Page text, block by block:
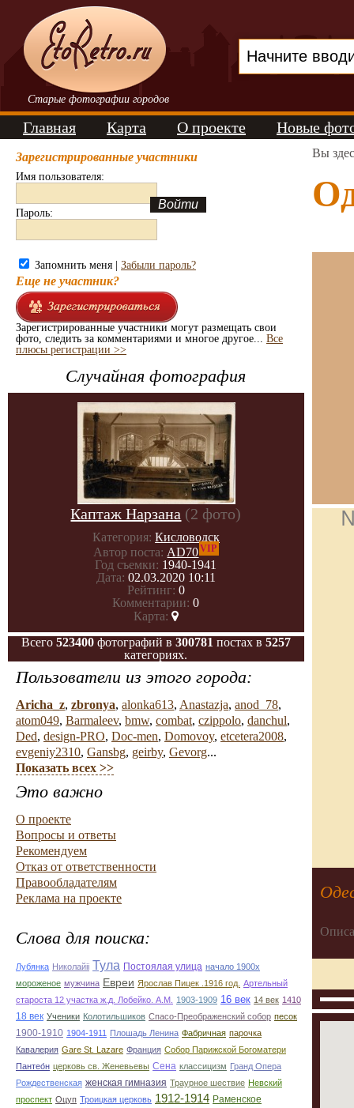
Старые фотографии городов
Главная Карта О проекте Новые
Зарегистрированные участники
Имя пользователя:
Пароль:
Запомнить меня | Забыли пароль?
Еще не участник?
Зарегистрированные участники могут размещать свои
фото, следить за комментариями и многое другое... Все
плюсы регистрации >>
Случайная фотография
Каптаж Нарзана (2 фото)
Категория: Кисловодск
Автор поста: AD70VIP
Год съемки: 1940-1941
Дата: 02.03.2020 10:11
Рейтинг: 0
Комментарии: 0
Карта:
Всего 523400 фотографий в 300781 постах в 5257
категориях.
Пользователи из этого города:
Aricha_z, zbronya, alonka613, Anastazja, anod_78,
atom049, Barmaleev, bmw, combat, czippolo, danchul,
Ded, design-PRO, Doc-men, Domovoy, etcetera2008,
evgeniy2310, Gansbg, geirby, Gevorg...
Показать всех >>
Это важно
О проекте
Вопросы и ответы
Рекомендуем
Отказ от ответственности
Правообладателям
Реклама на проекте
Слова для поиска:
Лубянка Николайii Тула Постоялая улица начало 1900х
мороженое мужчина Евреи Ярослав Пицек .1916 год. Артельный
староста 12 участка ж.д. Лобейко. А.М.
1903-1909 16 век 14 век 1410
18 век Ученики Колотильшиков Спасо-Преображенский собор песок
1900-1910 1904-1911 Плошадь Ленина Фабричная парочка
Кавалерия Gare St. Lazare Франция Собор Парижской Богоматери
Пантео́н церковь св. Женевьевы Сена классицизм Гранд Опера
Рождественская женская гимназия Траурное шествие Невский
проспект Оцуп Троицкая церковь 1912-1914 Раменское
Вы